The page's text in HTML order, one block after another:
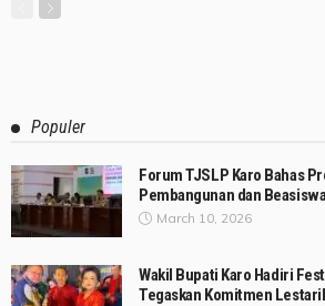
Populer
Forum TJSLP Karo Bahas
Pembangunan dan
March 10, 2026
Wakil Bupati Karo Hadiri
Tegaskan Komitmen